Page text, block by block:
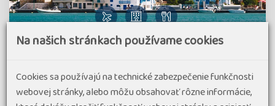
Pohodový týden - Řecko - Zelený ostrov
97% spokojenost (8 hodnocení)
Na našich stránkach používame cookies
Cookies sa používajú na technické zabezpečenie funkčnosti
webovej stránky, alebo môžu obsahovať rôzne informácie,